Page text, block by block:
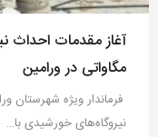
مگاواتی در ورامین
فرماندار ویژه شهرستان
نیروگاه‌های خورشیدی با…